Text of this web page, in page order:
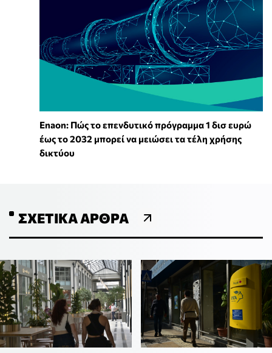
Enaon: Πώς το επενδυτικό πρόγραμμα 1 δισ ευρώ
έως το 2032 μπορεί να μειώσει τα τέλη χρήσης
δικτύου
ΣΧΕΤΙΚΆ ΆΡΘΡΑ